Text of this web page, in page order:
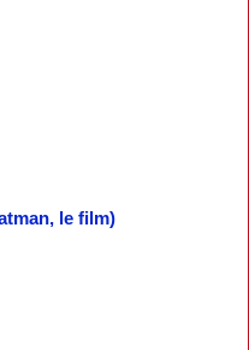
le film)